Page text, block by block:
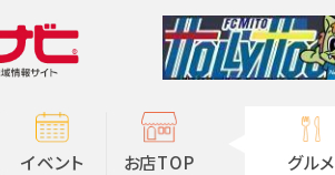
イベント お店TOP グルメ